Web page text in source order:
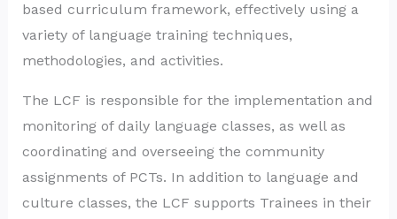
based curriculum framework, effectively using a
variety of language training techniques,
methodologies, and activities.
The LCF is responsible for the implementation and
monitoring of daily language classes, as well as
coordinating and overseeing the community
assignments of PCTs. In addition to language and
culture classes, the LCF supports Trainees in their